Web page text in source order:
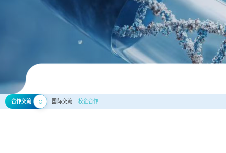
合作交流 国际交流 校企合作